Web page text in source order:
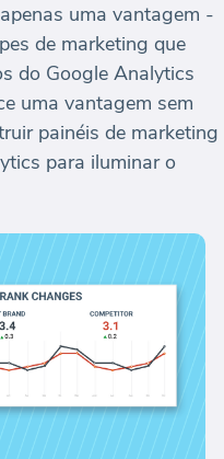
uma vantagem -
de marketing que
do Google Analytics
uma vantagem sem
painéis de marketing
para iluminar o